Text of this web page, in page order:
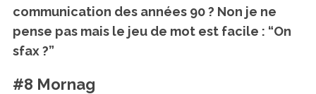
communication des années 90 ? Non je ne
pense pas mais le jeu de mot est facile : “On
sfax ?”
#8 Mornag